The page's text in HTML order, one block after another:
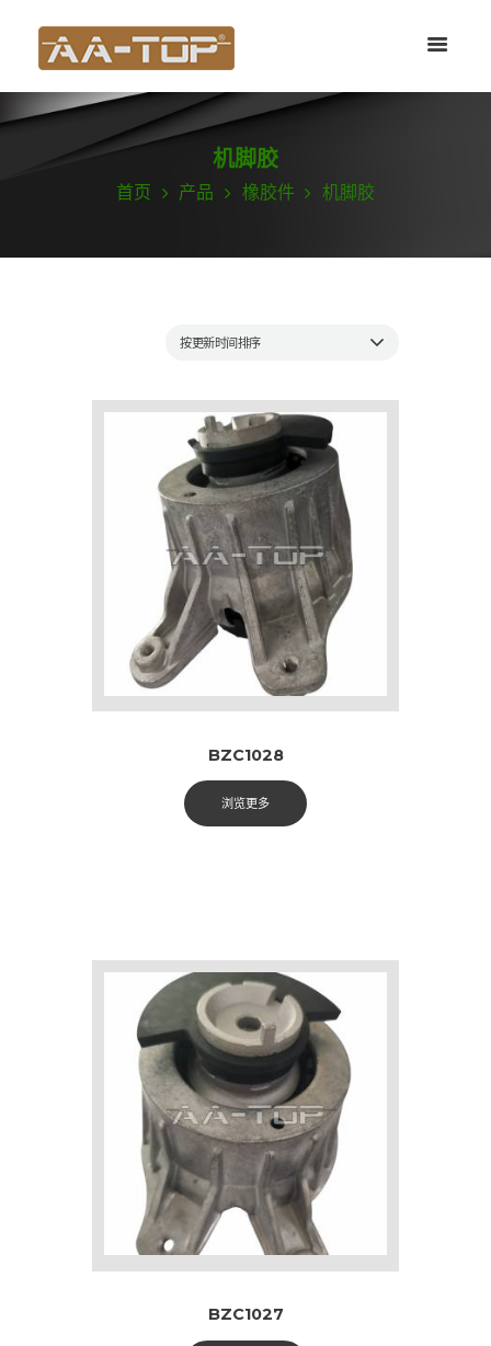
机脚胶
首页 产品 橡胶件 机脚胶
BZC1028
浏览更多
BZC1027